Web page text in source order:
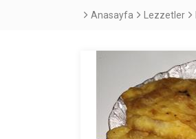
Anasayfa Lezzetler